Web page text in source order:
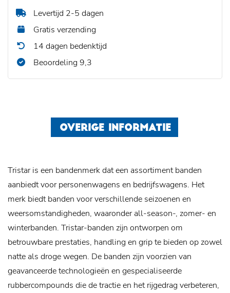
Levertijd 2-5 dagen
Gratis verzending
14 dagen bedenktijd
Beoordeling 9,3
OVERIGE INFORMATIE
Tristar is een bandenmerk dat een assortiment banden
aanbiedt voor personenwagens en bedrijfswagens. Het
merk biedt banden voor verschillende seizoenen en
weersomstandigheden, waaronder all-season-, zomer- en
winterbanden. Tristar-banden zijn ontworpen om
betrouwbare prestaties, handling en grip te bieden op zowel
natte als droge wegen. De banden zijn voorzien van
geavanceerde technologieën en gespecialiseerde
rubbercompounds die de tractie en het rijgedrag verbeteren,